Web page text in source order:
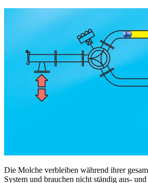
Die Molche verbleiben während ihrer
System und brauchen nicht ständig aus-